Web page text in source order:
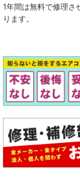
1年間は無料で修理さ
ります。